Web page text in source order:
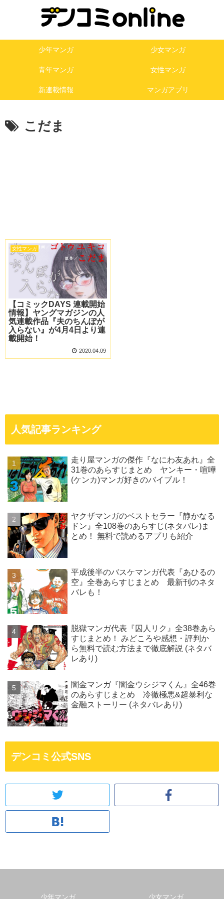
少年マンガ 少女マンガ
青年マンガ 女性マンガ
新連載情報 マンガアプリ
こだま
女性マンガ
【コミックDAYS 連載開始
情報】ヤングマガジンの人
気連載作品『夫のちんぽが
入らない』が4月4日より連
載開始！
2020.04.09
人気記事ランキング
走り屋マンガの傑作『なにわ友あれ』全
31巻のあらすじまとめ ヤンキー・喧嘩
(ケンカ)マンガ好きのバイブル！
ヤクザマンガのベストセラー『静かなる
ドン』全108巻のあらすじ(ネタバレ)ま
とめ！ 無料で読めるアプリも紹介
平成後半のバスケマンガ代表『あひるの
空』全巻あらすじまとめ 最新刊のネタ
バレも！
脱獄マンガ代表『囚人リク』全38巻あら
すじまとめ！ みどころや感想・評判か
ら無料で読む方法まで徹底解説 (ネタバ
レあり)
闇金マンガ『闇金ウシジマくん』全46巻
のあらすじまとめ 冷徹極悪&超暴利な
金融ストーリー (ネタバレあり)
デンコミ公式SNS
少年マンガ 少女マンガ